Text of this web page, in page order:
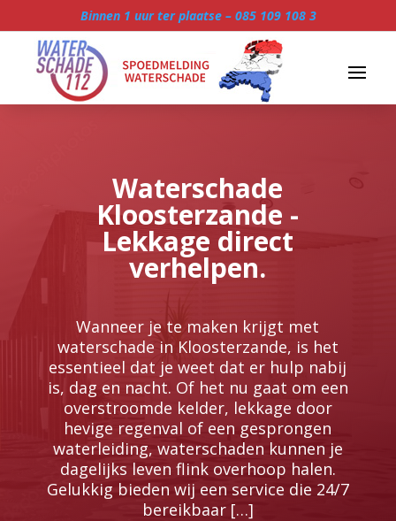
Binnen 1 uur ter plaatse – 085 109 108 3
Waterschade
Kloosterzande -
Lekkage direct
verhelpen.
Wanneer je te maken krijgt met
waterschade in Kloosterzande, is het
essentieel dat je weet dat er hulp nabij
is, dag en nacht.​ Of het nu gaat om een
overstroomde kelder, lekkage door
hevige regenval of een gesprongen
waterleiding, waterschaden kunnen je
dagelijks leven flink overhoop halen.​
Gelukkig bieden wij een service die 24/7
bereikbaar […]